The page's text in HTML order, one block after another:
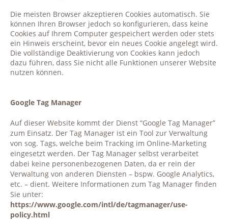
Die meisten Browser akzeptieren Cookies automatisch. Sie
können Ihren Browser jedoch so konfigurieren, dass keine
Cookies auf Ihrem Computer gespeichert werden oder stets
ein Hinweis erscheint, bevor ein neues Cookie angelegt wird.
Die vollständige Deaktivierung von Cookies kann jedoch
dazu führen, dass Sie nicht alle Funktionen unserer Website
nutzen können.
Google Tag Manager
Auf dieser Website kommt der Dienst “Google Tag Manager”
zum Einsatz. Der Tag Manager ist ein Tool zur Verwaltung
von sog. Tags, welche beim Tracking im Online-Marketing
eingesetzt werden. Der Tag Manager selbst verarbeitet
dabei keine personenbezogenen Daten, da er rein der
Verwaltung von anderen Diensten – bspw. Google Analytics,
etc. – dient. Weitere Informationen zum Tag Manager finden
Sie unter:
https://www.google.com/intl/de/tagmanager/use-
policy.html